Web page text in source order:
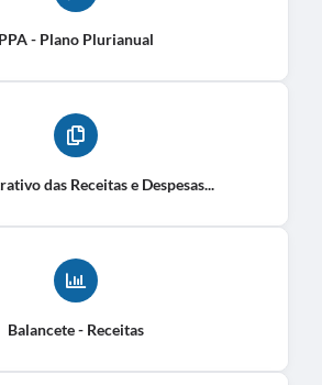
PPA - Plano Plurianual
das Receitas e Despesas...
Balancete - Receitas